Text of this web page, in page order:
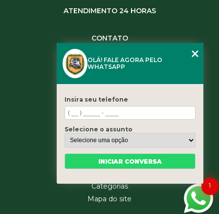
ATENDIMENTO 24 HORAS
CONTATO
(11) 3461-5871
contato@leaoservicos.com.br
Home
Quem somos
Serviços
Blog
Categorias
Mapa do site
1
OLÁ! FALE AGORA PELO
WHATSAPP
Insira seu telefone
Selecione o assunto
INICIAR CONVERSA